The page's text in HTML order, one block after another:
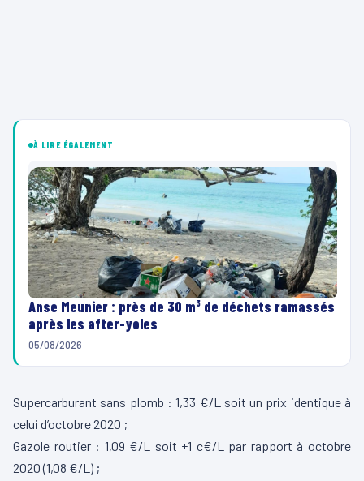
À LIRE ÉGALEMENT
Anse Meunier : près de 30 m³ de déchets ramassés
après les after-yoles
05/08/2026
Supercarburant sans plomb : 1,33 €/L soit un prix identique à
celui d’octobre 2020 ;
Gazole routier : 1,09 €/L soit +1 c€/L par rapport à octobre
2020 (1,08 €/L) ;